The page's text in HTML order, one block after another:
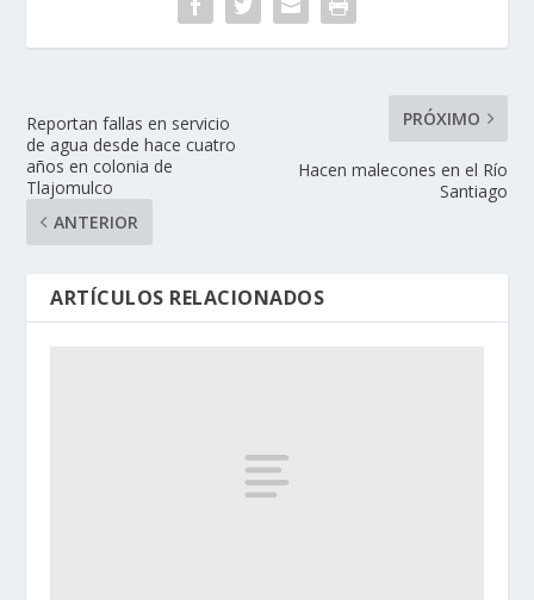
Reportan fallas en servicio
de agua desde hace cuatro
años en colonia de
Tlajomulco
ANTERIOR
PRÓXIMO
Hacen malecones en el Río
Santiago
ARTÍCULOS RELACIONADOS